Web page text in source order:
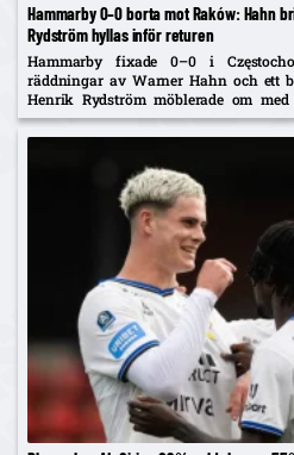
Hammarby 0–0 borta mot Raków: Hahn
Rydström hyllas inför returen
Hammarby fixade 0–0 i
räddningar av Warner Hahn och ett
Henrik Rydström möblerade om
Besara som falsk nia – och får beröm